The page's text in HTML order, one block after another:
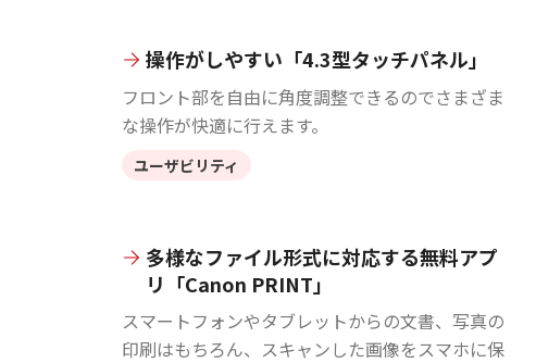
操作がしやすい「4.3型タッチパネル」
フロント部を自由に角度調整できるのでさまざま
な操作が快適に行えます。
ユーザビリティ
多様なファイル形式に対応する無料アプ
リ「Canon PRINT」
スマートフォンやタブレットからの文書、写真の
印刷はもちろん、スキャンした画像をスマホに保